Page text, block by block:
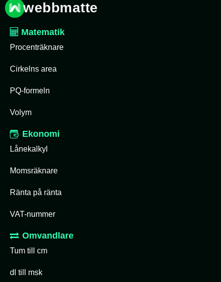
webbmatte
Matematik
Procenträknare
Cirkelns area
PQ-formeln
Volym
Ekonomi
Lånekalkyl
Momsräknare
Ränta på ränta
VAT-nummer
Omvandlare
Tum till cm
dl till msk